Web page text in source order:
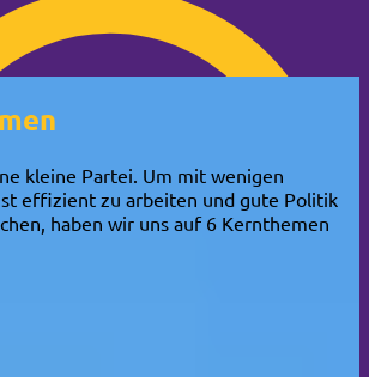
kleine Partei. Um mit wenigen
effizient zu arbeiten und gute Politik
haben wir uns auf 6 Kernthemen